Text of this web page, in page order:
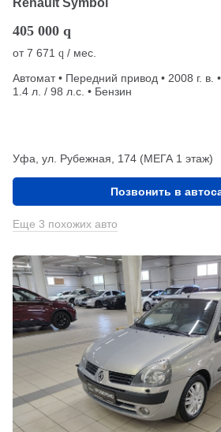
405 000 q
от7 671 q / мес.
Автомат • Передний привод • 2008 г. в.
1.4 л. / 98 л.с. • Бензин
Уфа, ул. Рубежная, 174 (МЕГА 1 этаж)
Позвонить в
Еще 3 похожих авто